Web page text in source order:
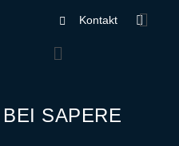
Kontakt
BEI SAPERE